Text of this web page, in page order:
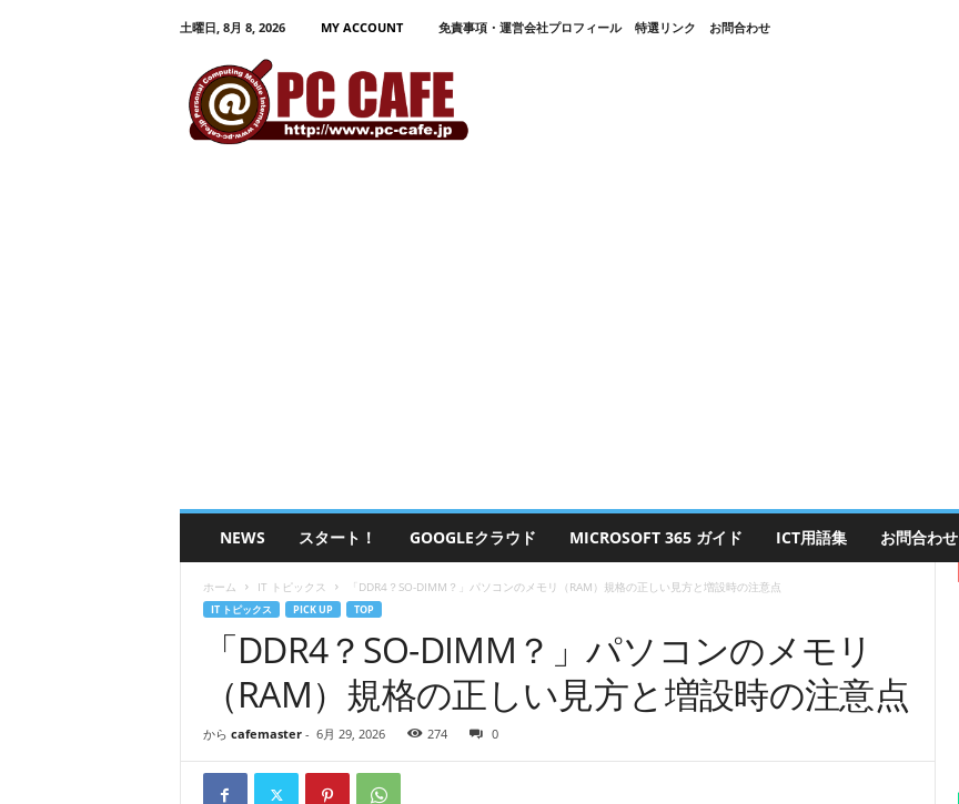
土曜日, 8月 8, 2026 MY ACCOUNT 免責事項・運営会社プロフィール 特選リンク
お問合わせ
グ
ミ
NEWS スタート！ GOOGLEクラウド MICROSOFT 365 ガイド ICT用語集 お問合わせ
ホーム IT トピックス 「DDR4？SO-DIMM？」パソコンのメモリ（RAM）規格の正しい見方と増設時の注意点
IT トピックス PICK UP TOP
「DDR4？SO-DIMM？」パソコンのメモリ
（RAM）規格の正しい見方と増設時の注意点
から cafemaster- 6月 29, 2026 274 0